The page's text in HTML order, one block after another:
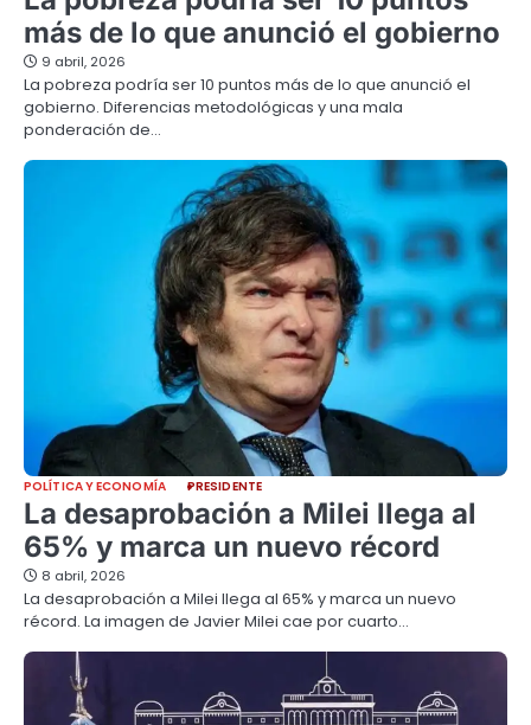
más de lo que anunció el gobierno
9 abril, 2026
La pobreza podría ser 10 puntos más de lo que anunció el
gobierno. Diferencias metodológicas y una mala
ponderación de…
POLÍTICA Y ECONOMÍA PRESIDENTE
La desaprobación a Milei llega al
65% y marca un nuevo récord
8 abril, 2026
La desaprobación a Milei llega al 65% y marca un nuevo
récord. La imagen de Javier Milei cae por cuarto…